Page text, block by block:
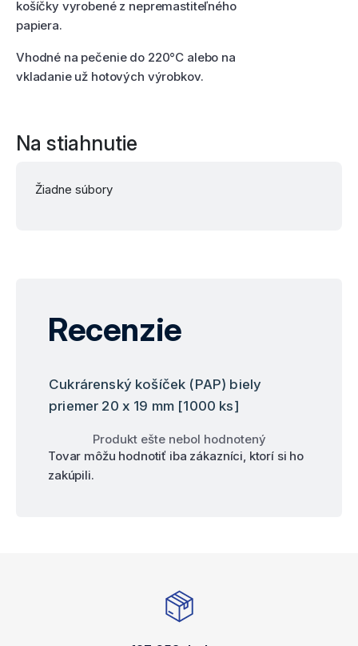
košíčky vyrobené z nepremastiteľného
papiera.
Vhodné na pečenie do 220°C alebo na
vkladanie už hotových výrobkov.
Na stiahnutie
Žiadne súbory
Recenzie
Cukrárenský košíček (PAP) biely
priemer 20 x 19 mm [1000 ks]
Produkt ešte nebol hodnotený
Tovar môžu hodnotiť iba zákazníci, ktorí si ho
zakúpili.